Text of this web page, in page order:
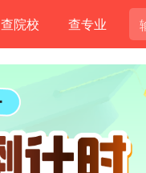
查院校 查专业